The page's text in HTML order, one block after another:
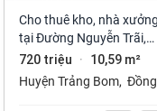
Cho thuê kho, nhà xưởng
tại Đường Nguyễn Trãi,
Trảng Bom, Trảng Bom,
Đồng Nai giá 720 Triệu
720 triệu · 10,59 m²
Huyện Trảng Bom, Đồng